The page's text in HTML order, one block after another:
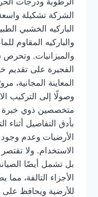
الشركة تشكيلة
الباركيه الخشبي
والباركيه المقاوم
والميزانيات.
الفجيرة على تقديم
المعاينة المجانية،
وصولًا إلى التركيب
متخصصين ذوي خبرة
بأدق التفاصيل أثناء
الأرضيات وعدم
الاستخدام. ولا
بل تشمل أيضًا
الأجزاء التالفة،
للأرضية ويحافظ